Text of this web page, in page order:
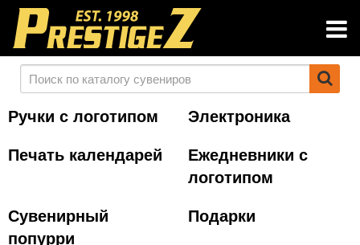
Ручки с логотипом
Электроника
Печать календарей
Ежедневники с
логотипом
Сувенирный
попурри
Подарки